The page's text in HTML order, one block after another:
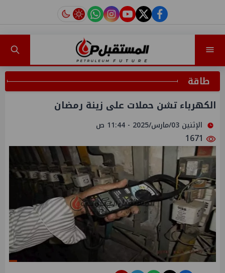
facebook
twitter
youtube
instagram
tiktok
طاقة
الكهرباء تشن حملات على زينة رمضان
الإثنين 03/مارس/2025 - 11:44 ص